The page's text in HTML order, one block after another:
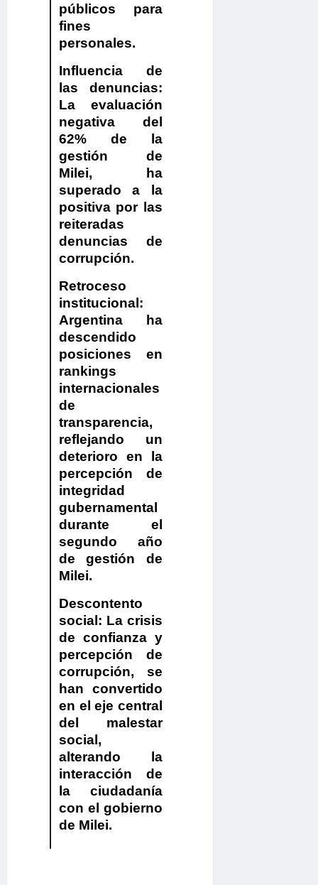
públicos para
fines
personales.
Influencia de
las denuncias:
La evaluación
negativa del
62% de la
gestión de
Milei, ha
superado a la
positiva por las
reiteradas
denuncias de
corrupción.
Retroceso
institucional:
Argentina ha
descendido
posiciones en
rankings
internacionales
de
transparencia,
reflejando un
deterioro en la
percepción de
integridad
gubernamental
durante el
segundo año
de gestión de
Milei.
Descontento
social: La crisis
de confianza y
percepción de
corrupción, se
han convertido
en eleje central
del malestar
social,
alterando la
interacción de
la ciudadanía
con el gobierno
de Milei.